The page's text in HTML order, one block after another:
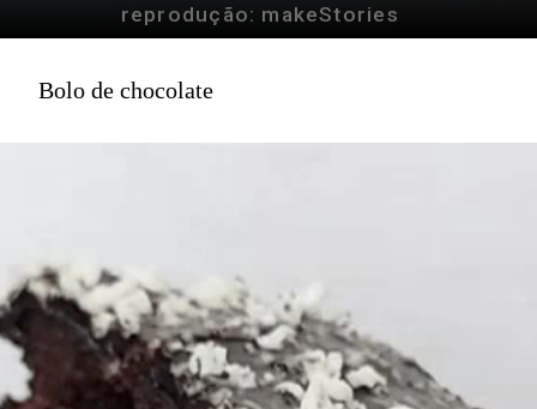
reprodução: makeStories
Bolo de chocolate